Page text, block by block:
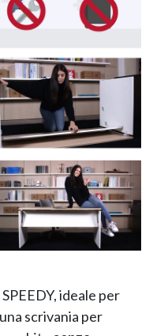
ideale per
scrivania per